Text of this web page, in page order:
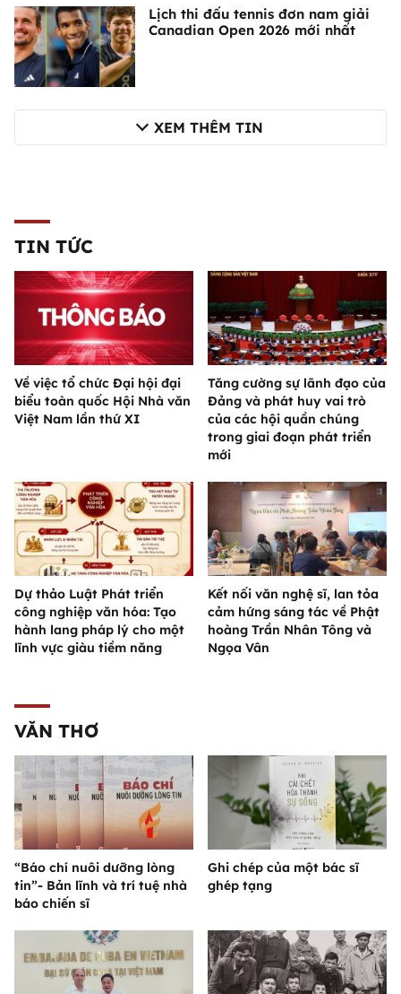
Lịch thi đấu tennis đơn nam giải
Canadian Open 2026 mới nhất
XEM THÊM TIN
TIN TỨC
Về việc tổ chức Đại hội đại
biểu toàn quốc Hội Nhà văn
Việt Nam lần thứ XI
Tăng cường sự lãnh đạo của
Đảng và phát huy vai trò
của các hội quần chúng
trong giai đoạn phát triển
mới
Dự thảo Luật Phát triển
công nghiệp văn hóa: Tạo
hành lang pháp lý cho một
lĩnh vực giàu tiềm năng
Kết nối văn nghệ sĩ, lan tỏa
cảm hứng sáng tác về Phật
hoàng Trần Nhân Tông và
Ngọa Vân
VĂN THƠ
“Báo chí nuôi dưỡng lòng
tin”- Bản lĩnh và trí tuệ nhà
báo chiến sĩ
Ghi chép của một bác sĩ
ghép tạng